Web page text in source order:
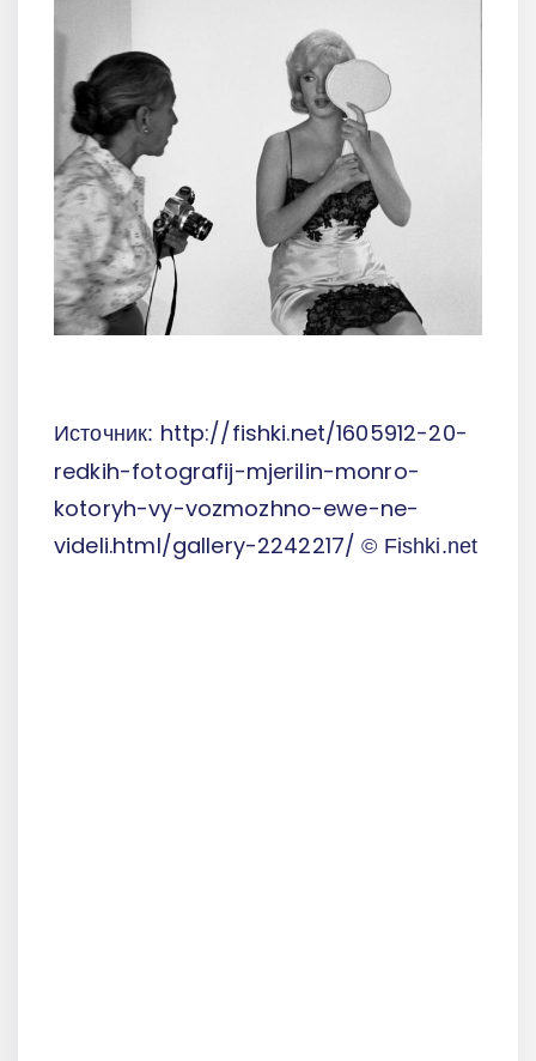
Источник: http://fishki.net/1605912-20-
redkih-fotografij-mjerilin-monro-
kotoryh-vy-vozmozhno-ewe-ne-
videli.html/gallery-2242217/ © Fishki.net